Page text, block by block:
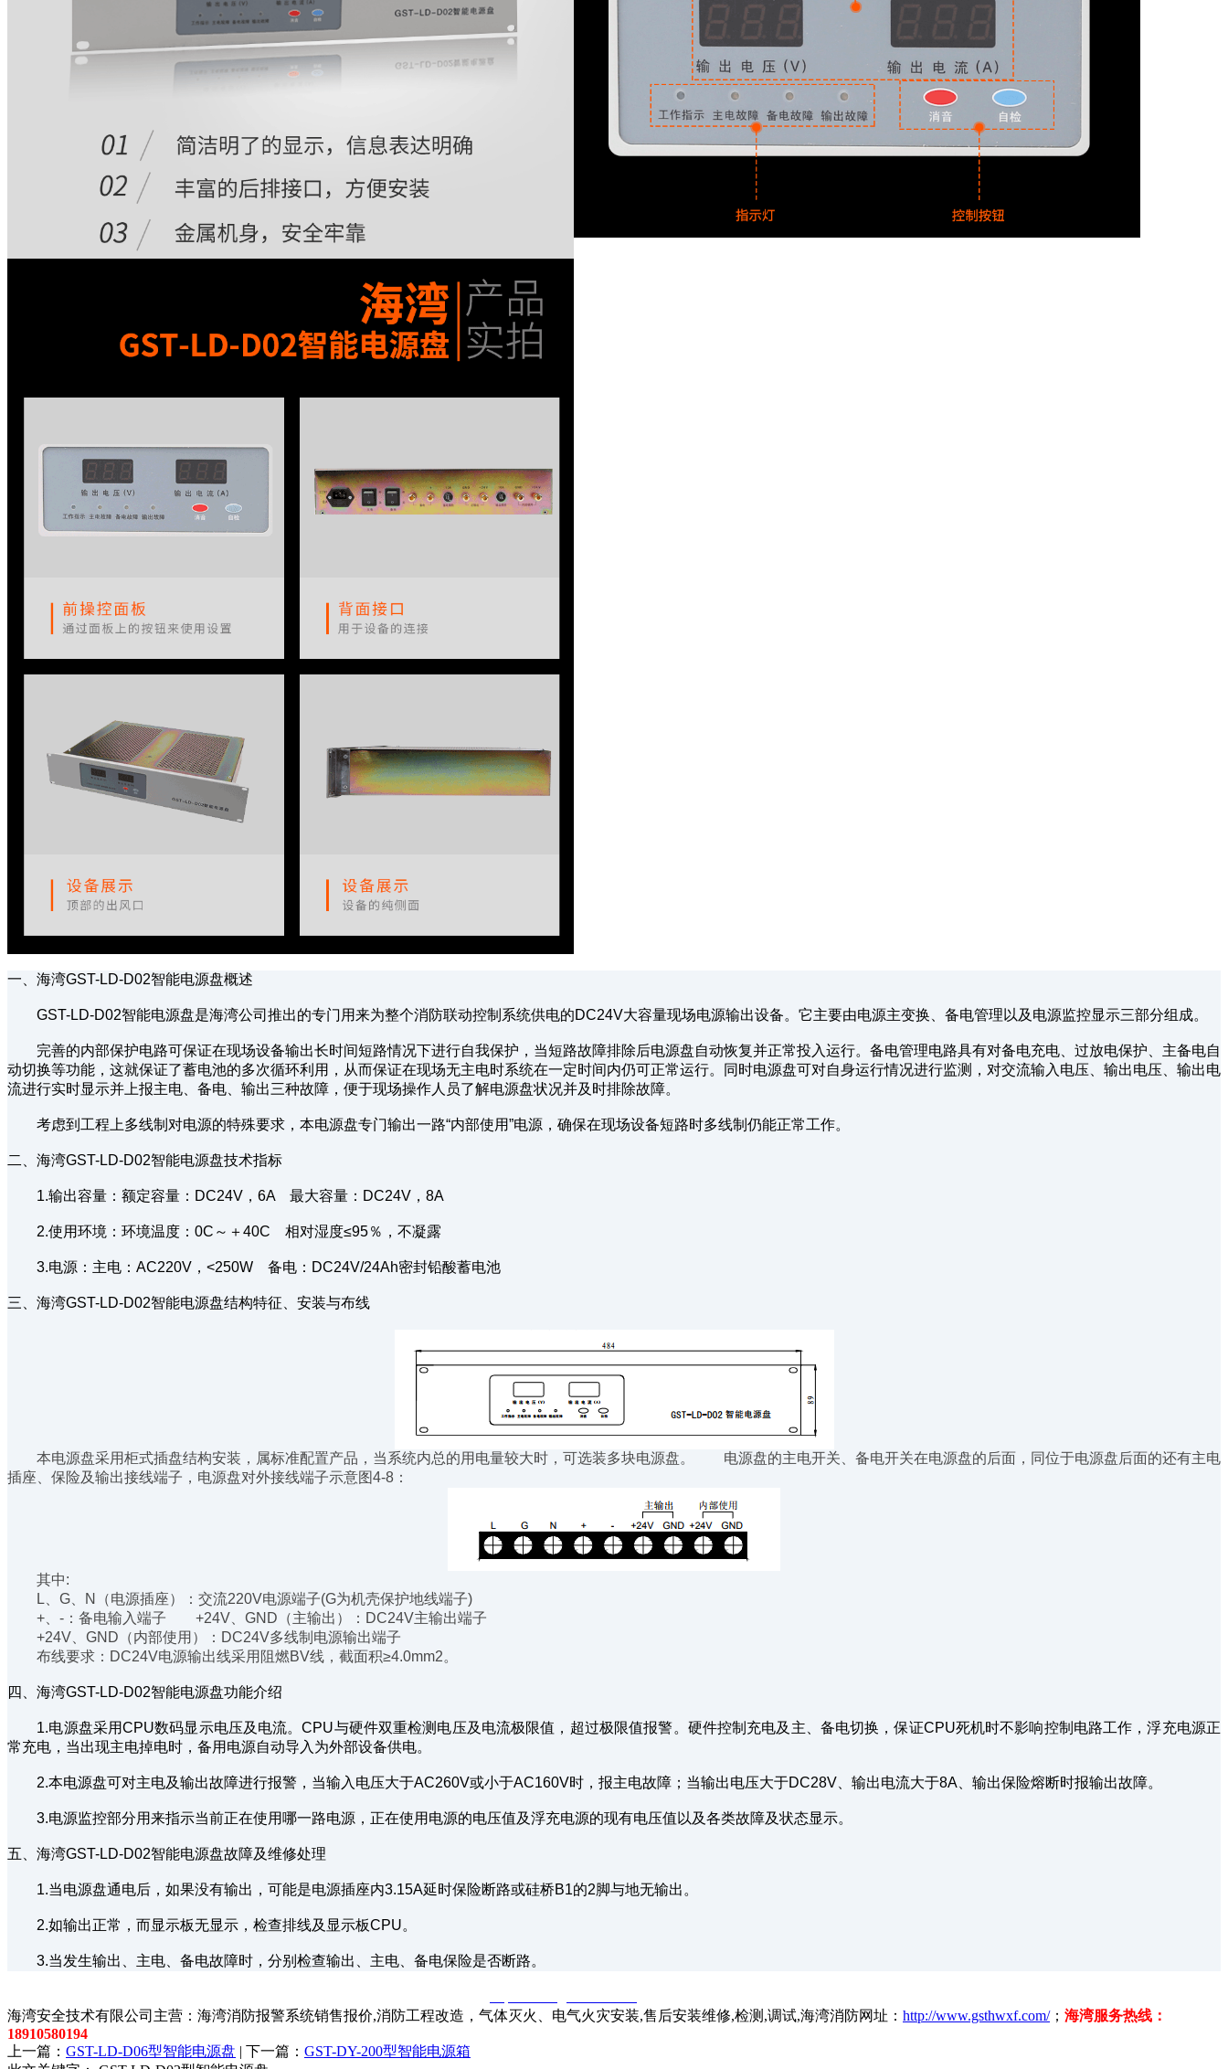
一、海湾GST-LD-D02智能电源盘概述
GST-LD-D02智能电源盘是海湾公司推出的专门用来为整个消防联动控制系统供电的DC24V大容量现场电源输出设备。它主要由电源主变换、备电管理以及电源监控显示三部分组成。
完善的内部保护电路可保证在现场设备输出长时间短路情况下进行自我保护，当短路故障排除后电源盘自动恢复并正常投入运行。备电管理电路具有对备电充电、过放电保护、主备电自
动切换等功能，这就保证了蓄电池的多次循环利用，从而保证在现场无主电时系统在一定时间内仍可正常运行。同时电源盘可对自身运行情况进行监测，对交流输入电压、输出电压、输出电
流进行实时显示并上报主电、备电、输出三种故障，便于现场操作人员了解电源盘状况并及时排除故障。
考虑到工程上多线制对电源的特殊要求，本电源盘专门输出一路“内部使用”电源，确保在现场设备短路时多线制仍能正常工作。
二、海湾GST-LD-D02智能电源盘技术指标
1.输出容量：额定容量：DC24V，6A 最大容量：DC24V，8A
2.使用环境：环境温度：0C～＋40C 相对湿度≤95％，不凝露
3.电源：主电：AC220V，<250W 备电：DC24V/24Ah密封铅酸蓄电池
三、海湾GST-LD-D02智能电源盘结构特征、安装与布线
本电源盘采用柜式插盘结构安装，属标准配置产品，当系统内总的用电量较大时，可选装多块电源盘。 电源盘的主电开关、备电开关在电源盘的后面，同位于电源盘后面的还有主电
插座、保险及输出接线端子，电源盘对外接线端子示意图4-8：
其中:
L、G、N（电源插座）：交流220V电源端子(G为机壳保护地线端子)
+、-：备电输入端子 +24V、GND（主输出）：DC24V主输出端子
+24V、GND（内部使用）：DC24V多线制电源输出端子
布线要求：DC24V电源输出线采用阻燃BV线，截面积≥4.0mm2。
四、海湾GST-LD-D02智能电源盘功能介绍
1.电源盘采用CPU数码显示电压及电流。CPU与硬件双重检测电压及电流极限值，超过极限值报警。硬件控制充电及主、备电切换，保证CPU死机时不影响控制电路工作，浮充电源正
常充电，当出现主电掉电时，备用电源自动导入为外部设备供电。
2.本电源盘可对主电及输出故障进行报警，当输入电压大于AC260V或小于AC160V时，报主电故障；当输出电压大于DC28V、输出电流大于8A、输出保险熔断时报输出故障。
3.电源监控部分用来指示当前正在使用哪一路电源，正在使用电源的电压值及浮充电源的现有电压值以及各类故障及状态显示。
五、海湾GST-LD-D02智能电源盘故障及维修处理
1.当电源盘通电后，如果没有输出，可能是电源插座内3.15A延时保险断路或硅桥B1的2脚与地无输出。
2.如输出正常，而显示板无显示，检查排线及显示板CPU。
3.当发生输出、主电、备电故障时，分别检查输出、主电、备电保险是否断路。
海湾安全技术有限公司主营：海湾消防报警系统销售报价,消防工程改造，气体灭火、电气火灾安装,售后安装维修,检测,调试,海湾消防网址： http://www.gsthwxf.com/； 海湾服务热线：
18910580194
上一篇： GST-LD-D06型智能电源盘 | 下一篇： GST-DY-200型智能电源箱